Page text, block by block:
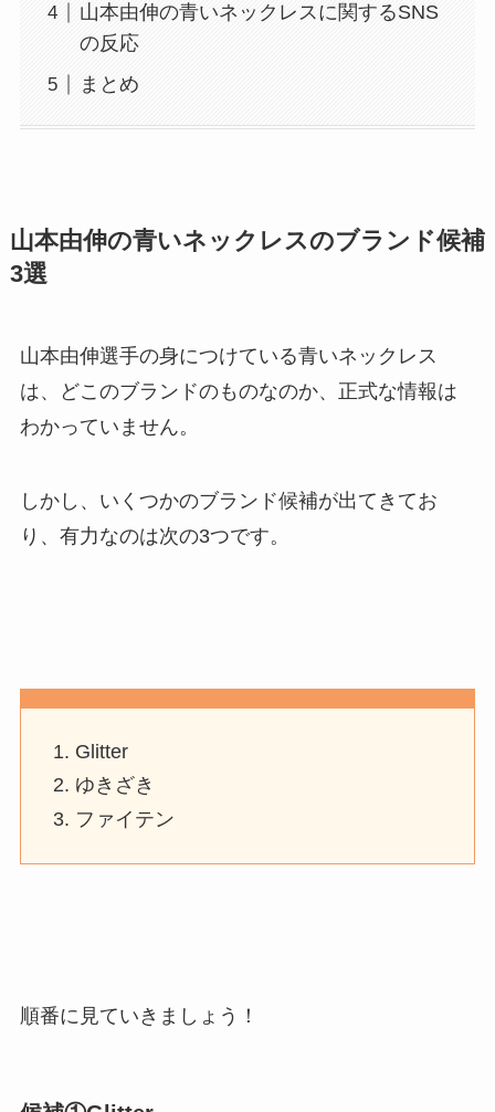
山本由伸の青いネックレスに関するSNS
の反応
まとめ
山本由伸の青いネックレスのブランド候補
3選
山本由伸選手の身につけている青いネックレス
は、どこのブランドのものなのか、正式な情報は
わかっていません。
しかし、いくつかのブランド候補が出てきてお
り、有力なのは次の3つです。
Glitter
ゆきざき
ファイテン
順番に見ていきましょう！